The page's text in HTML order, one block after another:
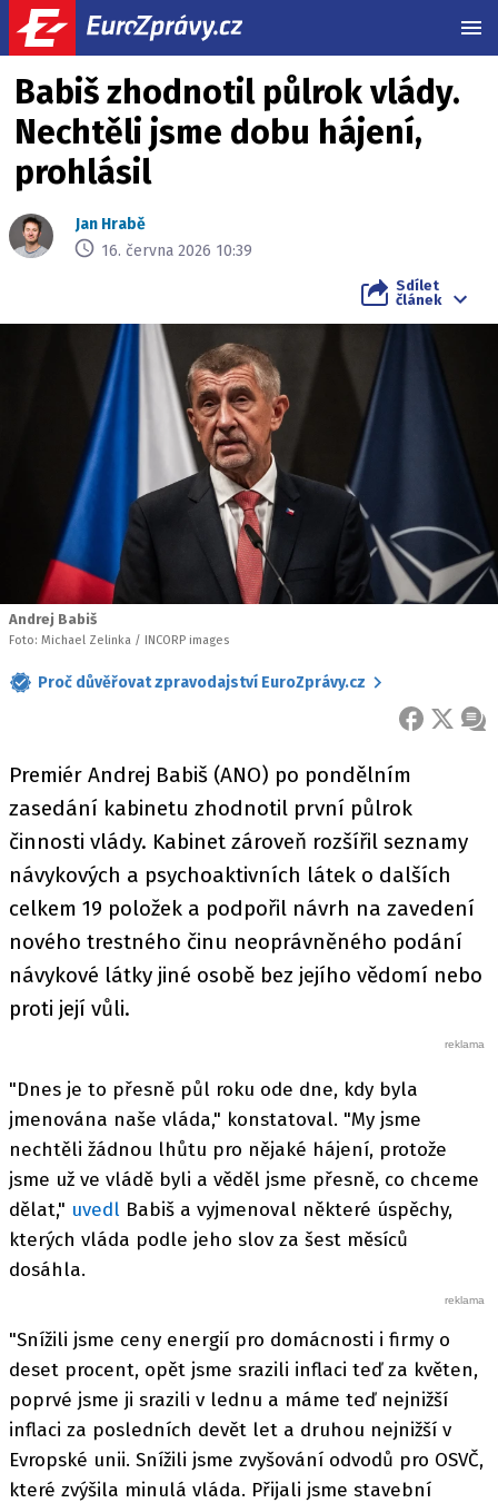
Babiš zhodnotil půlrok vlády.
Nechtěli jsme dobu hájení,
prohlásil
Jan Hrabě
16. června 2026 10:39
Sdílet
článek
Andrej Babiš
Foto: Michael Zelinka / INCORP images
Proč důvěřovat zpravodajství EuroZprávy.cz
FACEBOOK
X
Premiér Andrej Babiš (ANO) po pondělním
zasedání kabinetu zhodnotil první půlrok
činnosti vlády. Kabinet zároveň rozšířil seznamy
návykových a psychoaktivních látek o dalších
celkem 19 položek a podpořil návrh na zavedení
nového trestného činu neoprávněného podání
návykové látky jiné osobě bez jejího vědomí nebo
proti její vůli.
"Dnes je to přesně půl roku ode dne, kdy byla
jmenována naše vláda," konstatoval. "My jsme
nechtěli žádnou lhůtu pro nějaké hájení, protože
jsme už ve vládě byli a věděl jsme přesně, co chceme
dělat," uvedl Babiš a vyjmenoval některé úspěchy,
kterých vláda podle jeho slov za šest měsíců
dosáhla.
"Snížili jsme ceny energií pro domácnosti i firmy o
deset procent, opět jsme srazili inflaci teď za květen,
poprvé jsme ji srazili v lednu a máme teď nejnižší
inflaci za posledních devět let a druhou nejnižší v
Evropské unii. Snížili jsme zvyšování odvodů pro OSVČ,
které zvýšila minulá vláda. Přijali jsme stavební